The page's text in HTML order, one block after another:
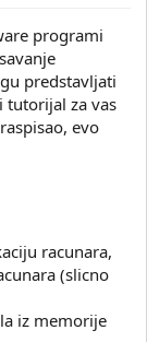
programi
predstavljati
tutorijal za vas
evo
racunara,
(slicno
iz memorije